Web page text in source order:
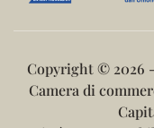
Copyright © 2026
Camera di